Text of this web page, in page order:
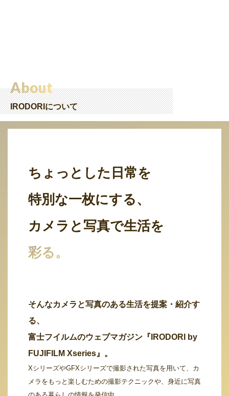
About
IRODORIについて
ちょっとした日常を
特別な一枚にする、
カメラと写真で生活を
彩る。
そんなカメラと写真のある生活を提案・紹介す
る、
富士フイルムのウェブマガジン『IRODORI by
FUJIFILM Xseries』。
XシリーズやGFXシリーズで撮影された写真を用いて、カ
メラをもっと楽しむための撮影テクニックや、身近に写真